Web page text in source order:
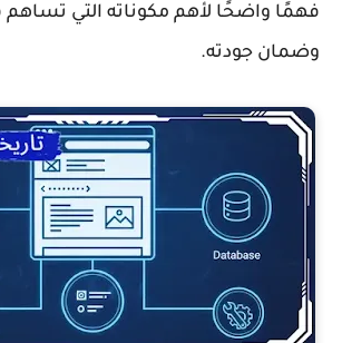
فهمًا واضحًا لأهم مكوناته التي تساهم
وضمان جودته.